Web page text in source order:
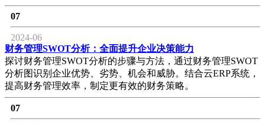
07
2024-06
财务管理SWOT分析：全面提升企业决策能力
探讨财务管理SWOT分析的步骤与方法，通过财务管理SWOT
分析图识别企业优势、劣势、机会和威胁。结合云ERP系统，
提高财务管理效率，制定更有效的财务策略。
07